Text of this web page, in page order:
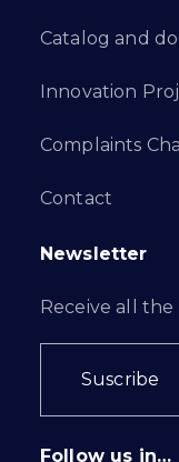
Catalog and
Innovation
Complaints
Contact
Newsletter
Receive all the
Suscribe
Follow us in…